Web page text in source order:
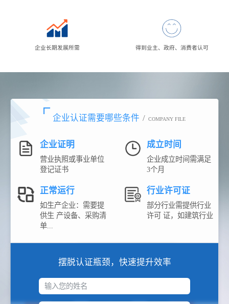
企业长期发展所需 得到业主、政府、消费者认可
企业认证需要哪些条件 / COMPANY FILE
企业证明
营业执照或事业单位
登记证书
成立时间
企业成立时间需满足
3个月
正常运行
如生产企业：需要提
供生 产设备、采购清
单...
行业许可证
部分行业需提供行业
许可 证，如建筑行业
摆脱认证瓶颈，快速提升效率
输入您的姓名